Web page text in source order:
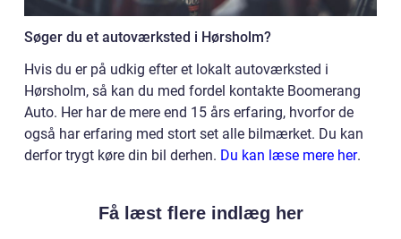
Søger du et autoværksted i Hørsholm?
Hvis du er på udkig efter et lokalt autoværksted i
Hørsholm, så kan du med fordel kontakte Boomerang
Auto. Her har de mere end 15 års erfaring, hvorfor de
også har erfaring med stort set alle bilmærket. Du kan
derfor trygt køre din bil derhen. Du kan læse mere her.
Få læst flere indlæg her